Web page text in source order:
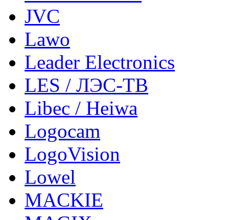
JVC
Lawo
Leader Electronics
LES / ЛЭС-ТВ
Libec / Heiwa
Logocam
LogoVision
Lowel
MACKIE